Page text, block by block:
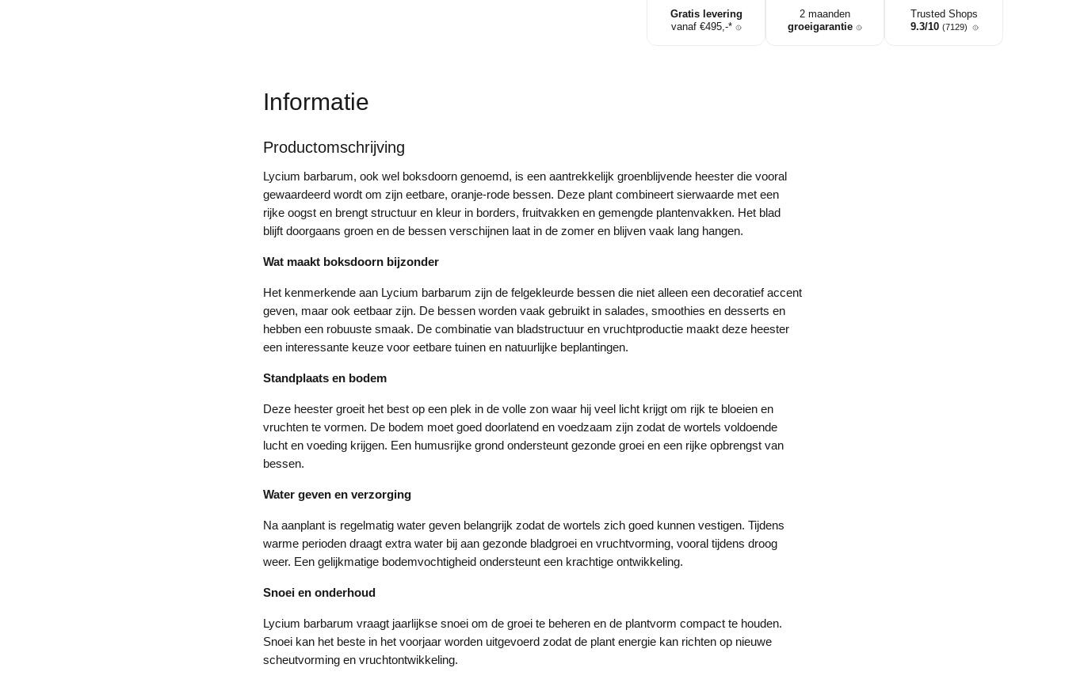
Gratis levering
vanaf €495,-*
2 maanden
groeigarantie
Trusted Shops
9.3/10 (7129)
Informatie
Productomschrijving
Lycium barbarum, ook wel boksdoorn genoemd, is een aantrekkelijk groenblijvende heester die vooral
gewaardeerd wordt om zijn eetbare, oranje-rode bessen. Deze plant combineert sierwaarde met een
rijke oogst en brengt structuur en kleur in borders, fruitvakken en gemengde plantenvakken. Het blad
blijft doorgaans groen en de bessen verschijnen laat in de zomer en blijven vaak lang hangen.
Wat maakt boksdoorn bijzonder
Het kenmerkende aan Lycium barbarum zijn de felgekleurde bessen die niet alleen een decoratief accent
geven, maar ook eetbaar zijn. De bessen worden vaak gebruikt in salades, smoothies en desserts en
hebben een robuuste smaak. De combinatie van bladstructuur en vruchtproductie maakt deze heester
een interessante keuze voor eetbare tuinen en natuurlijke beplantingen.
Standplaats en bodem
Deze heester groeit het best op een plek in de volle zon waar hij veel licht krijgt om rijk te bloeien en
vruchten te vormen. De bodem moet goed doorlatend en voedzaam zijn zodat de wortels voldoende
lucht en voeding krijgen. Een humusrijke grond ondersteunt gezonde groei en een rijke opbrengst van
bessen.
Water geven en verzorging
Na aanplant is regelmatig water geven belangrijk zodat de wortels zich goed kunnen vestigen. Tijdens
warme perioden draagt extra water bij aan gezonde bladgroei en vruchtvorming, vooral tijdens droog
weer. Een gelijkmatige bodemvochtigheid ondersteunt een krachtige ontwikkeling.
Snoei en onderhoud
Lycium barbarum vraagt jaarlijkse snoei om de groei te beheren en de plantvorm compact te houden.
Snoei kan het beste in het voorjaar worden uitgevoerd zodat de plant energie kan richten op nieuwe
scheutvorming en vruchtontwikkeling.